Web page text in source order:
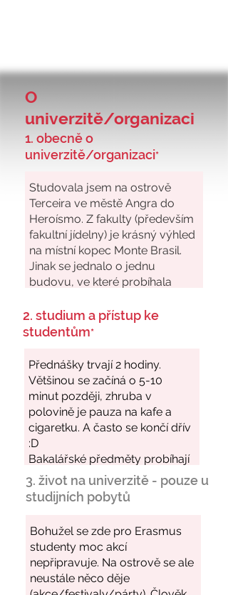
O
univerzitě/organizaci
1. obecně o
univerzitě/organizaci*
2. studium a přístup ke
studentům*
3. život na univerzitě - pouze u
studijních pobytů